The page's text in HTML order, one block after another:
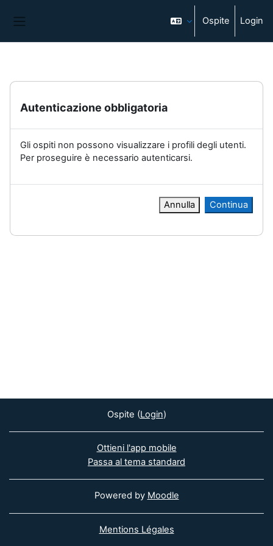
Ospite Login
Autenticazione obbligatoria
Gli ospiti non possono visualizzare i profili degli utenti.
Per proseguire è necessario autenticarsi.
Annulla Continua
Ospite (Login)
Ottieni l'app mobile
Passa al tema standard
Powered by Moodle
Mentions Légales